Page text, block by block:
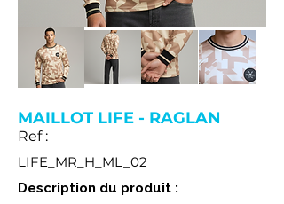
MAILLOT LIFE - RAGLAN
Ref :
LIFE_MR_H_ML_02
Description du produit :